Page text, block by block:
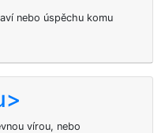
nebo úspěchu komu
vírou, nebo